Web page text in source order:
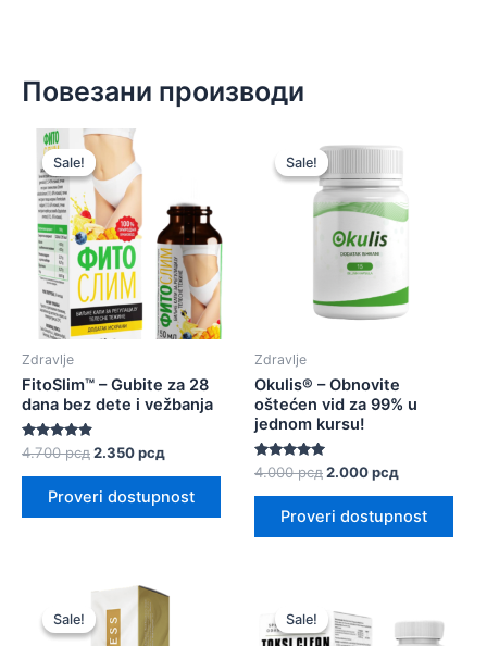
Повезани производи
Sale!
Sale!
Zdravlje
FitoSlim™ – Gubite za 28
dana bez dete i vežbanja
Оцењено
са
4.75
4.700рсдОригинална
је
била:
2.350рсд
2.350 рсд.
Proveri dostupnost
Sale!
Sale!
Zdravlje
Okulis® – Obnovite
oštećen vid za 99% u
jednom kursu!
Оцењено са
5.00
од 5
4.000рсдОригинална
је
била:
2.000рсд
2.000 рсд.
Proveri dostupnost
Sale!
Sale! Sale!
Sale!